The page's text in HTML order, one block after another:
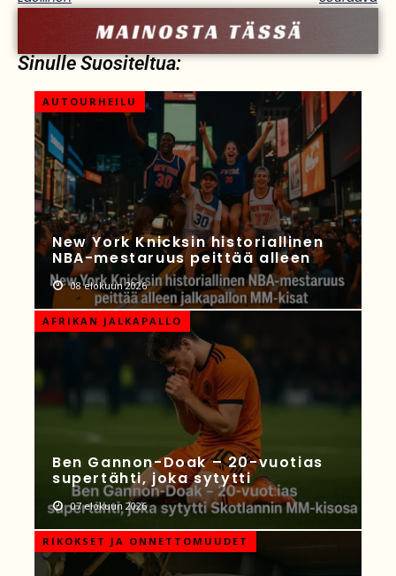
Sinulle Suositeltua:
AUTOURHEILU
New York Knicksin historiallinen
NBA-mestaruus peittää alleen
08 elokuun 2026
AFRIKAN JALKAPALLO
Ben Gannon-Doak – 20-vuotias
supertähti, joka sytytti
07 elokuun 2026
RIKOKSET JA ONNETTOMUUDET